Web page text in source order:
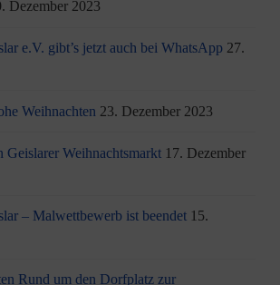
Dezember 2023
e.V. gibt’s jetzt auch bei WhatsApp 27.
Weihnachten 23. Dezember 2023
Geislarer Weihnachtsmarkt 17. Dezember
– Malwettbewerb ist beendet 15.
Rund um den Dorfplatz zur